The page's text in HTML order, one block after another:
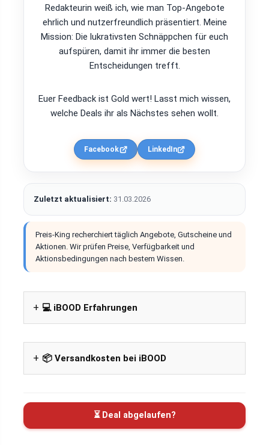
Redakteurin weiß ich, wie man Top-Angebote
ehrlich und nutzerfreundlich präsentiert. Meine
Mission: Die lukrativsten Schnäppchen für euch
aufspüren, damit ihr immer die besten
Entscheidungen trefft.
Euer Feedback ist Gold wert! Lasst mich wissen,
welche Deals ihr als Nächstes sehen wollt.
Facebook LinkedIn
Zuletzt aktualisiert: 31.03.2026
Preis-King recherchiert täglich Angebote, Gutscheine und
Aktionen. Wir prüfen Preise, Verfügbarkeit und
Aktionsbedingungen nach bestem Wissen.
💻 iBOOD Erfahrungen
📦 Versandkosten bei iBOOD
⏳ Deal abgelaufen?